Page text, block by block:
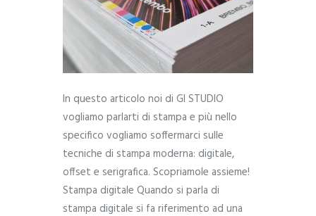
In questo articolo noi di GI STUDIO
vogliamo parlarti di stampa e più nello
specifico vogliamo soffermarci sulle
tecniche di stampa moderna: digitale,
offset e serigrafica. Scopriamole assieme!
Stampa digitale Quando si parla di
stampa digitale si fa riferimento ad una